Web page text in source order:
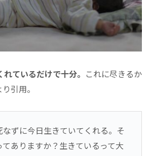
ているだけで十分。 これに尽きるか
引用。
ずに今日生きていてくれる。そ
ありますか？生きているって大